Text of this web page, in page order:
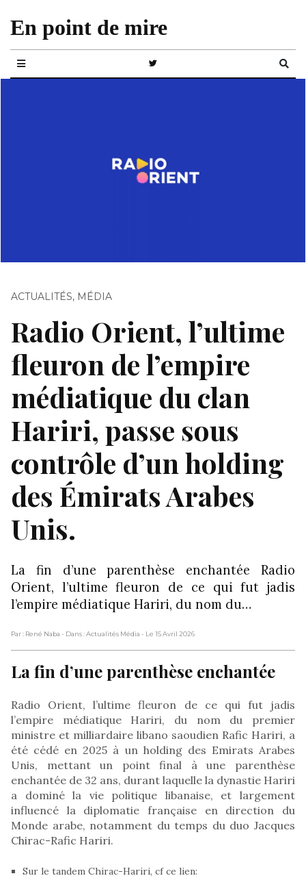
En point de mire
ACTUALITÉS, MÉDIA
Radio Orient, l’ultime
fleuron de l’empire
médiatique du clan
Hariri, passe sous
contrôle d’un holding
des Émirats Arabes
Unis.
La fin d’une parenthèse enchantée Radio
Orient, l’ultime fleuron de ce qui fut jadis
l’empire médiatique Hariri, du nom du…
Par : René Naba - Dans : Actualités Média - Le 15 Avril 2026
La fin d’une parenthèse enchantée
Radio Orient, l’ultime fleuron de ce qui fut jadis
l’empire médiatique Hariri, du nom du premier
ministre et milliardaire libano saoudien Rafic Hariri, a
été cédé en 2025 à un holding des Emirats Arabes
Unis, mettant un point final à une parenthèse
enchantée de 32 ans, durant laquelle la dynastie Hariri
a dominé la vie politique libanaise, et largement
influencé la diplomatie française en direction du
Monde arabe, notamment du temps du duo Jacques
Chirac-Rafic Hariri.
Sur le tandem Chirac-Hariri, cf ce lien: